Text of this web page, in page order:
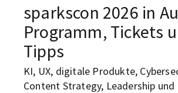
sparkscon 2026 in
Programm, Tickets
Tipps
KI, UX, digitale Produkte,
Content Strategy, Leadership